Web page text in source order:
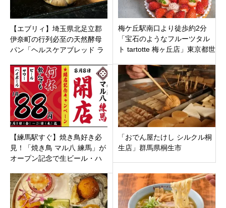
【エブリィ】埼玉県北足立郡
伊奈町の行列必至の天然酵母
パン「ヘルスケアブレッド ラ
メニュー
梅ケ丘駅南口より徒歩約2分
「宝石のようなフルーツタル
ト tartotte 梅ヶ丘店」東京都世
【練馬駅すぐ】焼き鳥好き必
見！「焼き鳥 マル八 練馬」が
オープン記念で生ビール・ハ
「おでん屋たけし シルクル桐
生店」群馬県桐生市